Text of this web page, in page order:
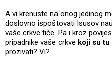
A vi krenuste na onog jedinog
doslovno ispoštovati Isusov
vaše crkve tiče. Pa i kroz
pripadnike vaše crkve koji su
prozivati? Vi?